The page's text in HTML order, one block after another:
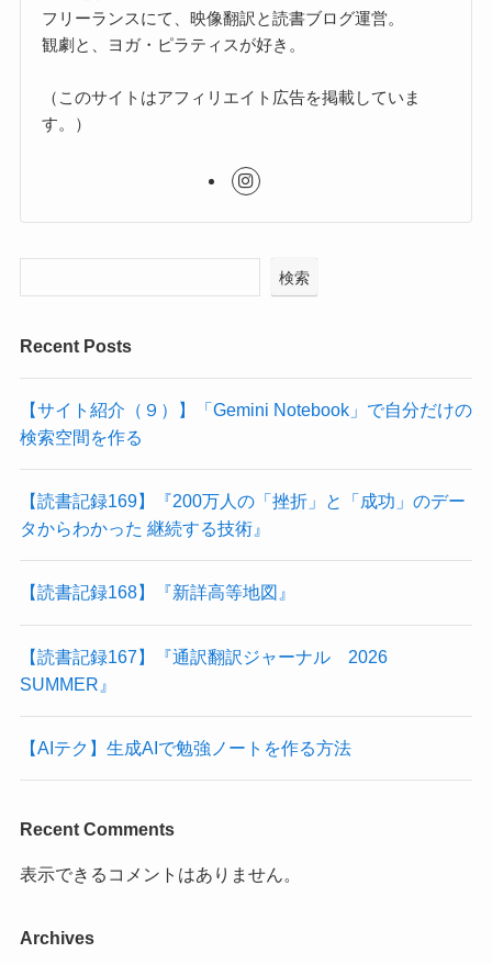
フリーランスにて、映像翻訳と読書ブログ運営。
観劇と、ヨガ・ピラティスが好き。
（このサイトはアフィリエイト広告を掲載していま
す。）
検索
Recent Posts
【サイト紹介（９）】「Gemini Notebook」で自分だけの
検索空間を作る
【読書記録169】『200万人の「挫折」と「成功」のデー
タからわかった 継続する技術』
【読書記録168】『新詳高等地図』
【読書記録167】『通訳翻訳ジャーナル 2026
SUMMER』
【AIテク】生成AIで勉強ノートを作る方法
Recent Comments
表示できるコメントはありません。
Archives